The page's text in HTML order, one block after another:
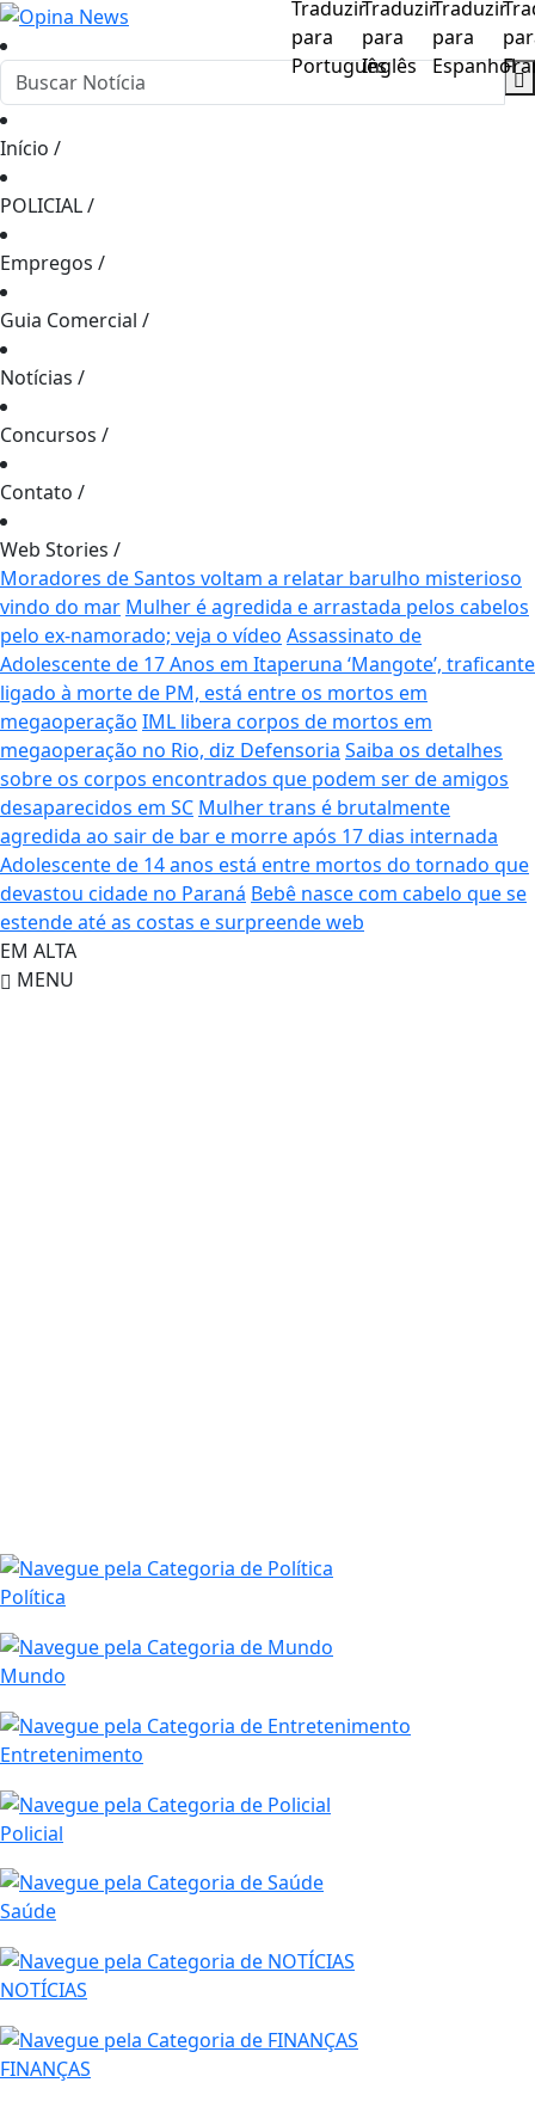
Início /
POLICIAL/
Empregos /
Guia Comercial /
Notícias /
Concursos /
Contato /
Web Stories /
Moradores de Santos voltam a relatar barulho misterioso
vindo do mar Mulher é agredida e arrastada pelos cabelos
pelo ex-namorado; veja o vídeo Assassinato de
Adolescente de 17 Anos em Itaperuna ‘Mangote’, traficante
ligado à morte de PM, está entre os mortos em
megaoperação IML libera corpos de mortos em
megaoperação no Rio, diz Defensoria Saiba os detalhes
sobre os corpos encontrados que podem ser de amigos
desaparecidos em SC Mulher trans é brutalmente
agredida ao sair de bar e morre após 17 dias internada
Adolescente de 14 anos está entre mortos do tornado que
devastou cidade no Paraná Bebê nasce com cabelo que se
estende até as costas e surpreende web
EM ALTA
MENU
Política
Mundo
Entretenimento
Policial
Saúde
NOTÍCIAS
FINANÇAS